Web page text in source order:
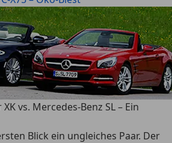
vs. Mercedes-Benz SL – Ein
Blick ein ungleiches Paar. Der